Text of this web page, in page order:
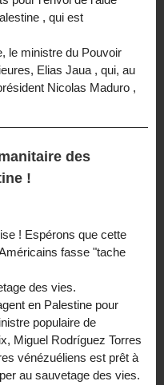
, qui est
le ministre du Pouvoir
Elias Jaua , qui, au
Nicolas Maduro ,
des
!
! Espérons que cette
fasse "tache
des vies.
en Palestine pour
populaire de
Miguel Rodríguez Torres
vénézuéliens est prêt à
au sauvetage des vies.